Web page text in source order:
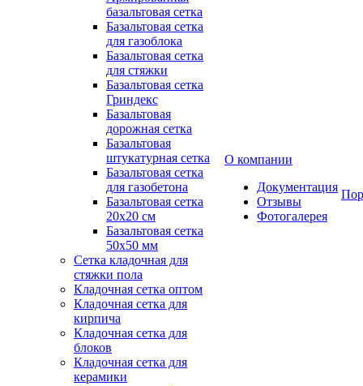
базальтовая сетка
Базальтовая сетка
для газоблока
Базальтовая сетка
для стяжки
Базальтовая сетка
Гриндекс
Базальтовая
дорожная сетка
Базальтовая
штукатурная сетка
Базальтовая сетка
для газобетона
Базальтовая сетка
20x20 см
Базальтовая сетка
50x50 мм
Сетка кладочная для
стяжки пола
Кладочная сетка оптом
Кладочная сетка для
кирпича
Кладочная сетка для
блоков
Кладочная сетка для
керамики
О компании
Документация
Отзывы
Фотогалерея